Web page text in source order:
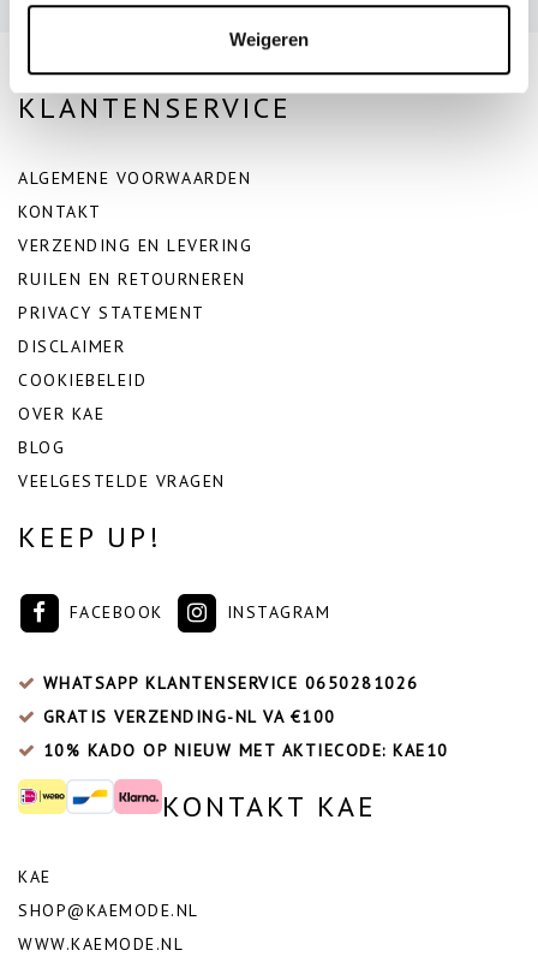
Weigeren
KLANTENSERVICE
ALGEMENE VOORWAARDEN
KONTAKT
VERZENDING EN LEVERING
RUILEN EN RETOURNEREN
PRIVACY STATEMENT
DISCLAIMER
COOKIEBELEID
OVER KAE
BLOG
VEELGESTELDE VRAGEN
KEEP UP!
FACEBOOK INSTAGRAM
WHATSAPP KLANTENSERVICE 0650281026
GRATIS VERZENDING-NL VA €100
10% KADO OP NIEUW MET AKTIECODE: KAE10
KONTAKT KAE
KAE
SHOP@KAEMODE.NL
WWW.KAEMODE.NL